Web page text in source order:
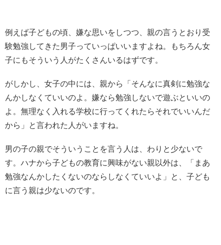
例えば子どもの頃、嫌な思いをしつつ、親の言うとおり受
験勉強してきた男子っていっぱいいますよね。もちろん女
子にもそういう人がたくさんいるはずです。
がしかし、女子の中には、親から「そんなに真剣に勉強な
んかしなくていいのよ。嫌なら勉強しないで遊ぶといいの
よ。無理なく入れる学校に行ってくれたらそれでいいんだ
から」と言われた人がいますね。
男の子の親でそういうことを言う人は、わりと少ないで
す。ハナから子どもの教育に興味がない親以外は、「まあ
勉強なんかしたくないのならしなくていいよ」と、子ども
に言う親は少ないのです。